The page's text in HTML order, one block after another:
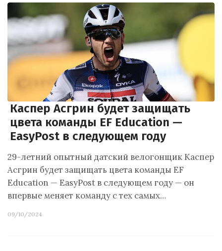
Каспер Асгрин будет защищать
цвета команды EF Education —
EasyPost в следующем году
29-летний опытный датский велогонщик Каспер
Асгрин будет защищать цвета команды EF
Education — EasyPost в следующем году — он
впервые меняет команду с тех самых…
09/10/2024